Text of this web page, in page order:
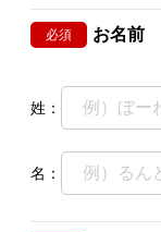
必須 お名前
姓：
名：